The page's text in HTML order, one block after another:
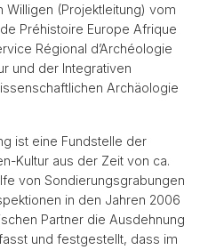
Willigen (Projektleitung) vom
Préhistoire Europe Afrique
Régional d’Archéologie
und der Integrativen
Archäologie
ist eine Fundstelle der
Kultur aus der Zeit von ca.
von Sondierungsgrabungen
in den Jahren 2006
Partner die Ausdehnung
und festgestellt, dass im